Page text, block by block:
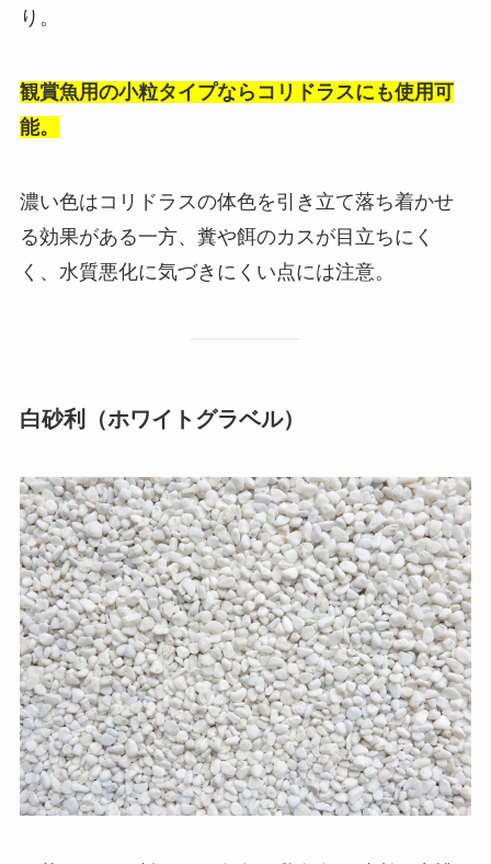
り。
観賞魚用の小粒タイプならコリドラスにも使用可
能。
濃い色はコリドラスの体色を引き立て落ち着かせ
る効果がある一方、糞や餌のカスが目立ちにく
く、水質悪化に気づきにくい点には注意。
白砂利（ホワイトグラベル）